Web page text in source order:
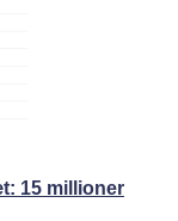
15 millioner